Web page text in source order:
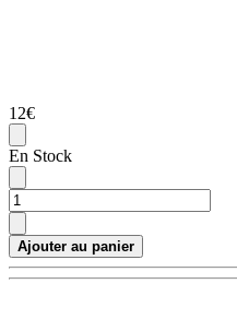
12€
En Stock
Ajouter au panier